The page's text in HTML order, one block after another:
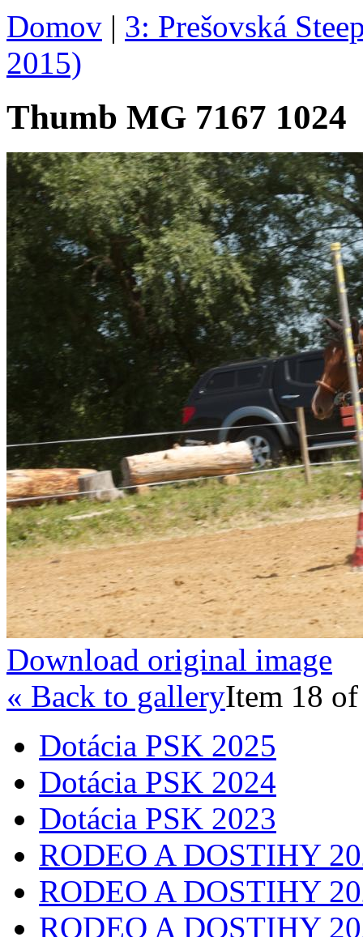
Domov | 3: Prešovská
2015)
Thumb MG 7167 1024
Download original image
« Back to galleryItem 18
Dotácia PSK 2025
Dotácia PSK 2024
Dotácia PSK 2023
RODEO A DOSTIHY
RODEO A DOSTIHY
RODEO A DOSTIHY